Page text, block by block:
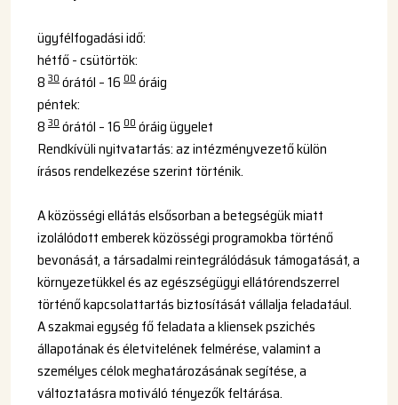
ügyfélfogadási idő:
hétfő - csütörtök:
8 30 órától – 16 00 óráig
péntek:
8 30 órától – 16 00 óráig ügyelet
Rendkívüli nyitvatartás: az intézményvezető külön
írásos rendelkezése szerint történik.
A közösségi ellátás elsősorban a betegségük miatt
izolálódott emberek közösségi programokba történő
bevonását, a társadalmi reintegrálódásuk támogatását, a
környezetükkel és az egészségügyi ellátórendszerrel
történő kapcsolattartás biztosítását vállalja feladatául.
A szakmai egység fő feladata a kliensek pszichés
állapotának és életvitelének felmérése, valamint a
személyes célok meghatározásának segítése, a
változtatásra motiváló tényezők feltárása.